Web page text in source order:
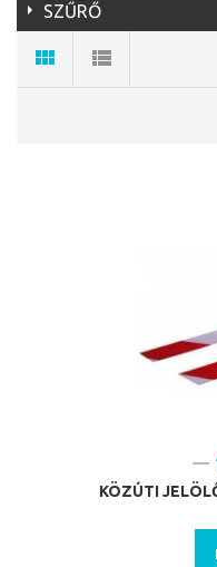
SZŰRŐ
KÖZÚTI